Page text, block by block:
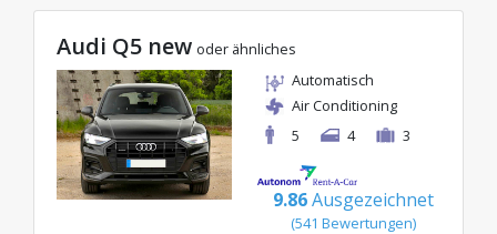
aus der gewählten Kategorie wählen, mit
attraktiven Preisen ab nur 45€/Tag.
Audi Q5 new oder ähnliches
Automatisch
Air Conditioning
5
4 3
9.86 Ausgezeichnet
(541 Bewertungen)